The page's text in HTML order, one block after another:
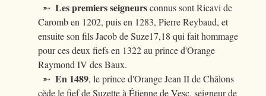
➵ Les premiers seigneursconnus sont Ricavi de
Caromb en 1202, puis en 1283, Pierre Reybaud, et
ensuite son fils Jacob de Suze17,18 qui fait hommage
pour ces deux fiefs en 1322 au prince d'Orange
Raymond IV des Baux.
➵ En 1489, le prince d'Orange Jean II de Châlons
cède le fief de Suzette à Étienne de Vesc, seigneur de